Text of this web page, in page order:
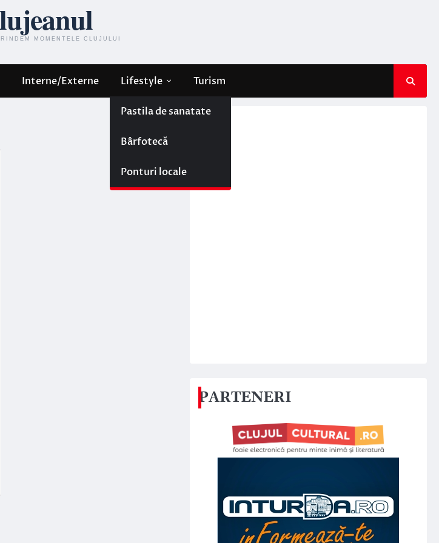
Interne/Externe Lifestyle
Pastila de sanatate
Bârfotecă
Ponturi locale
Turism
PARTENERI